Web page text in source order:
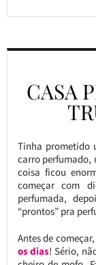
CASA
Tinha prometido
carro perfumado,
coisa ficou
começar com
perfumada,
“prontos” pra
Antes de
os dias! Sério,